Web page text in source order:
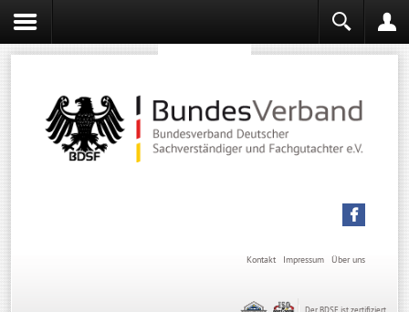
Über uns
Impressum
Kontakt
Der BDSF ist zertifiziert